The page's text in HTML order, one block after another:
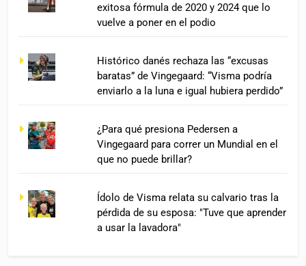
exitosa fórmula de 2020 y 2024 que lo
vuelve a poner en el podio
Histórico danés rechaza las “excusas
baratas” de Vingegaard: “Visma podría
enviarlo a la luna e igual hubiera perdido”
¿Para qué presiona Pedersen a
Vingegaard para correr un Mundial en el
que no puede brillar?
Ídolo de Visma relata su calvario tras la
pérdida de su esposa: "Tuve que aprender
a usar la lavadora"